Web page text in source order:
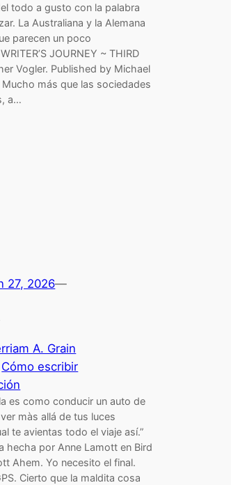
todo a gusto con la palabra
La Australiana y la Alemana
parecen un poco
JOURNEY ~ THIRD
Vogler. Published by Michael
más que las sociedades
a…
27, 2026—
A. Grain
Cómo escribir
es como conducir un auto de
màs allá de tus luces
te avientas todo el viaje así.”
hecha por Anne Lamott en Bird
Ahem. Yo necesito el final.
Cierto que la maldita cosa